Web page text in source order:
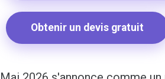
Obtenir un devis gratuit